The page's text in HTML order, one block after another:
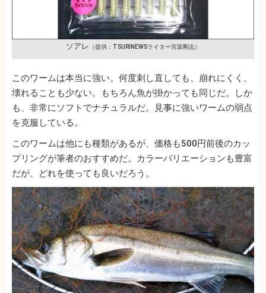
ソアレ （提供：TSURINEWSライター宮坂剛志）
このワームは本当に強い。何度刺し直しても、崩れにくく、
壊れることも少ない。もちろん魚が掛かっても同じだ。しか
も、非常にソフトでナチュラルだ。見事に強いワームの弱点
を克服している。
このワームは他にも種類があるが、価格も500円前後のカッ
プリングが筆者のおすすめだ。カラーバリエーションも豊富
だが、どれを使っても良いだろう。